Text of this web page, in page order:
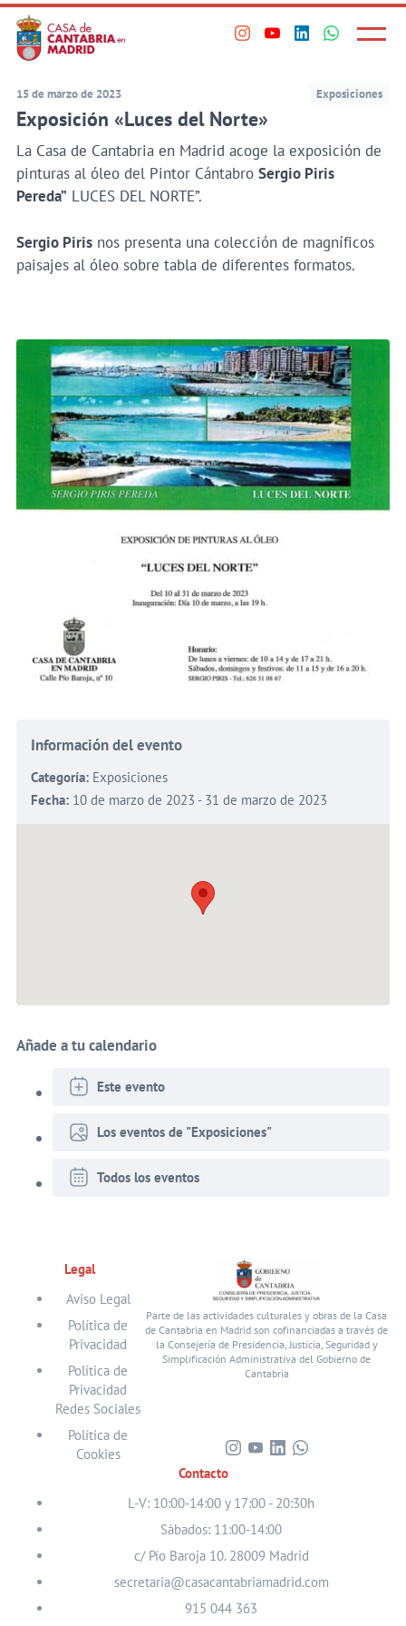
Saltar
al
contenido
principal
Visita
en
VisitaVisita
perfil
Visita
perfil
Principal
Menú
15 de marzo de 2023 Exposiciones
Exposición «Luces del Norte»
La Casa de Cantabria en Madrid acoge la exposición de
pinturas al óleo del Pintor Cántabro Sergio Piris
Pereda” LUCES DEL NORTE”.
Sergio Pirisnos presenta una colección de magníficos
paisajes al óleo sobre tabla de diferentes formatos.
Información del evento
Categoría: Exposiciones
Fecha: 10 de marzo de 2023 - 31 de marzo de 2023
Añade a tu calendario
Este evento
Los eventos de "Exposiciones"
Todos los eventos
Legal
Aviso Legal
Política de
Privacidad
Política de
Privacidad
Redes Sociales
Política de
Cookies
Parte de las actividades culturales y obras de la Casa
de Cantabria en Madrid son cofinanciadas a través de
la Consejería de Presidencia, Justicia, Seguridad y
Simplificación Administrativa del Gobierno de
Cantabria
Visita
perfil
en
Instagram
Visita
perfil
en
Youtube
Visita
perfil
en
Linkedin
Visita
perfil
WhatsApp
Contacto
L-V: 10:00-14:00 y 17:00 - 20:30h
Sábados: 11:00-14:00
c/ Pío Baroja 10. 28009 Madrid
secretaria@casacantabriamadrid.com
915 044 363